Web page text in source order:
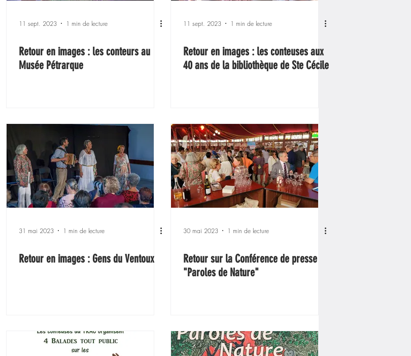
11 sept. 2023 1 min de lecture
Retour en images : les conteurs au
Musée Pétrarque
11 sept. 2023 1 min de lecture
Retour en images : les conteuses aux
40 ans de la bibliothèque de Ste Cécile
31 mai 2023 1 min de lecture
Retour en images : Gens du Ventoux
30 mai 2023 1 min de lecture
Retour sur la Conférence de presse
"Paroles de Nature"